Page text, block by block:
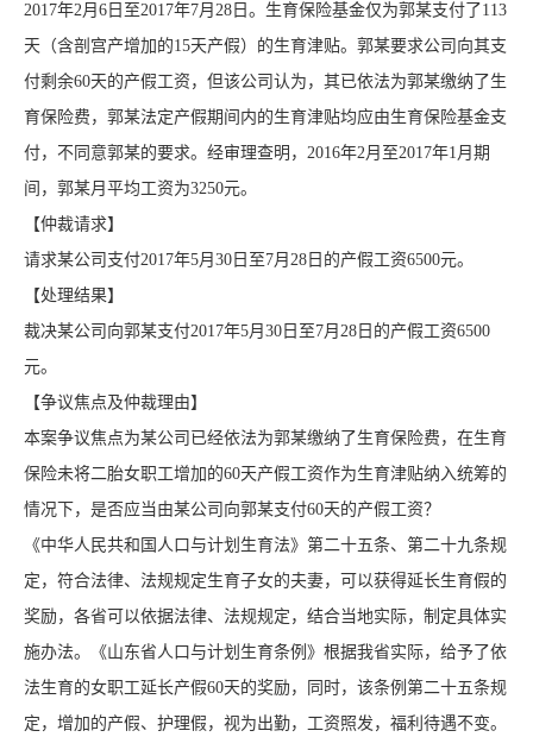
2017年2月6日至2017年7月28日。生育保险基金仅为郭某支付了113
天（含剖宫产增加的15天产假）的生育津贴。郭某要求公司向其支
付剩余60天的产假工资，但该公司认为，其已依法为郭某缴纳了生
育保险费，郭某法定产假期间内的生育津贴均应由生育保险基金支
付，不同意郭某的要求。经审理查明，2016年2月至2017年1月期
间，郭某月平均工资为3250元。
【仲裁请求】
请求某公司支付2017年5月30日至7月28日的产假工资6500元。
【处理结果】
裁决某公司向郭某支付2017年5月30日至7月28日的产假工资6500
元。
【争议焦点及仲裁理由】
本案争议焦点为某公司已经依法为郭某缴纳了生育保险费，在生育
保险未将二胎女职工增加的60天产假工资作为生育津贴纳入统筹的
情况下，是否应当由某公司向郭某支付60天的产假工资？
《中华人民共和国人口与计划生育法》第二十五条、第二十九条规
定，符合法律、法规规定生育子女的夫妻，可以获得延长生育假的
奖励，各省可以依据法律、法规规定，结合当地实际，制定具体实
施办法。《山东省人口与计划生育条例》根据我省实际，给予了依
法生育的女职工延长产假60天的奖励，同时，该条例第二十五条规
定，增加的产假、护理假，视为出勤，工资照发，福利待遇不变。